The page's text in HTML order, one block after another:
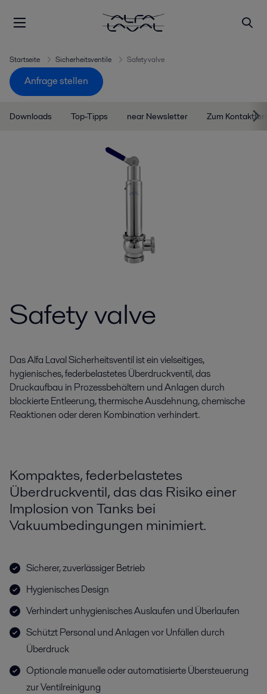
Startseite Sicherheitsventile Safety valve
Anfrage stellen
Downloads Top-Tipps near Newsletter Zum
Safety valve
Das Alfa Laval Sicherheitsventil ist ein vielseitiges,
hygienisches, federbelastetes Überdruckventil, das
Druckaufbau in Prozessbehältern und Anlagen durch
blockierte Entleerung, thermische Ausdehnung, chemische
Reaktionen oder deren Kombination verhindert.
Kompaktes, federbelastetes
Überdruckventil, das das Risiko einer
Implosion von Tanks bei
Vakuumbedingungen minimiert.
Sicherer, zuverlässiger Betrieb
Hygienisches Design
Verhindert unhygienisches Auslaufen und Überlaufen
Schützt Personal und Anlagen vor Unfällen durch
Überdruck
Optionale manuelle oder automatisierte Übersteuerung
zur Ventilreinigung